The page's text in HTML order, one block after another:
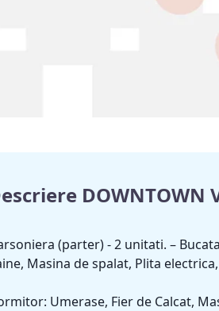
DOWNTOWN
(parter) - 2 unitati. –
Masina de spalat, Plita
Umerase, Fier de Calcat,